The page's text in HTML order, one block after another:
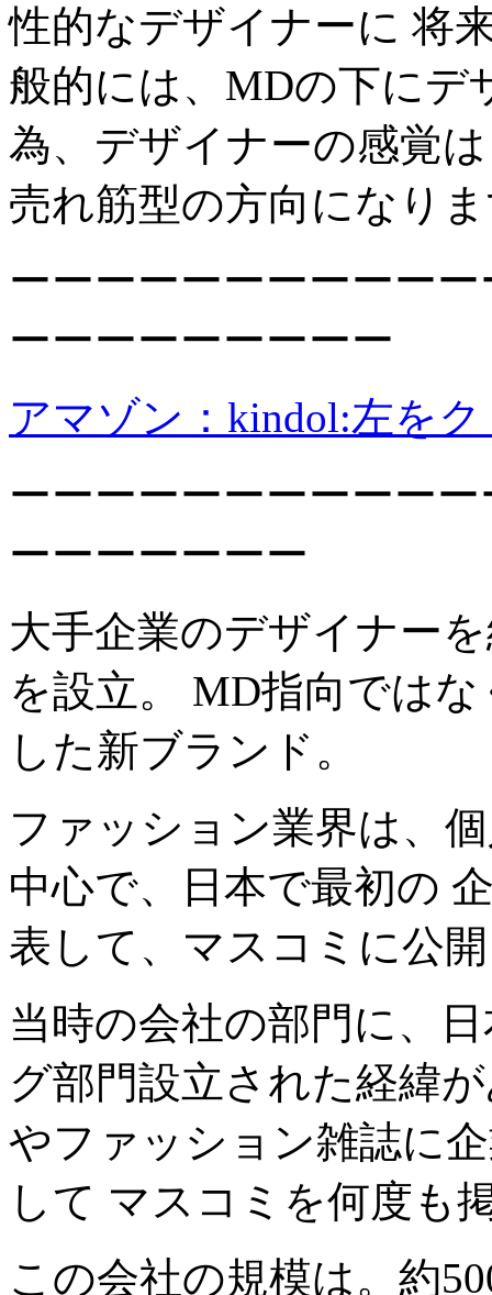
性的なデザイナーに 将
般的には、MDの下にデ
為、デザイナーの感覚
売れ筋型の方向になり
ーーーーーーーーーー
ーーーーーーーーー
アマゾン：kindol:左を
ーーーーーーーーーー
ーーーーーーー
大手企業のデザイナー
を設立。 MD指向では
した新ブランド。
ファッション業界は、
中心で、日本で最初の
表して、マスコミに公
当時の会社の部門に、
グ部門設立された経緯
やファッション雑誌に
して マスコミを何度も
この会社の規模は。約